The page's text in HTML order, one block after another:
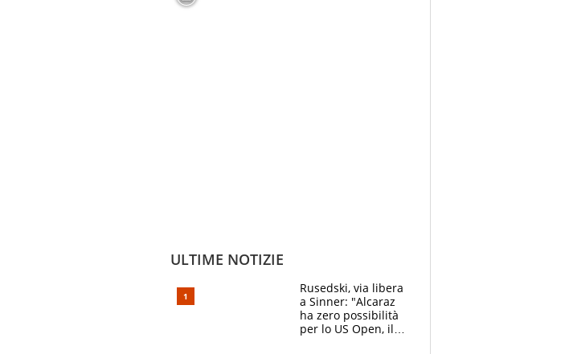
ULTIME NOTIZIE
Rusedski, via libera
a Sinner: "Alcaraz
ha zero possibilità
per lo US Open, il